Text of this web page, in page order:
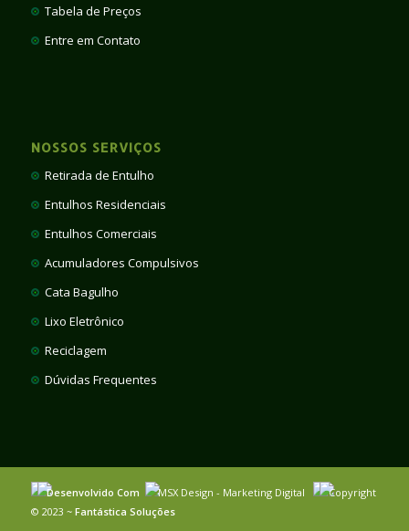
Tabela de Preços
Entre em Contato
NOSSOS SERVIÇOS
Retirada de Entulho
Entulhos Residenciais
Entulhos Comerciais
Acumuladores Compulsivos
Cata Bagulho
Lixo Eletrônico
Reciclagem
Dúvidas Frequentes
Desenvolvido Com MSX Design - Marketing Digital
Copyright
© 2023 ~ Fantástica Soluções